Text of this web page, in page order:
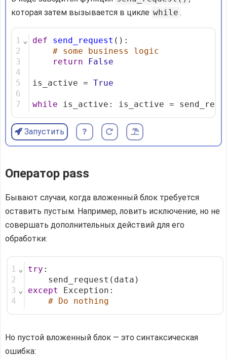
которая затем вызывается в цикле while .
1
2
3
4
5
6
7
⌄ def send_request ():
# some business logic
return
False
is_active = True
while is_active: is_active =
Запустить
Оператор pass
Бывают случаи, когда вложенный блок требуется
оставить пустым. Например, ловить исключение, но не
совершать дополнительных действий для его
обработки:
1
2
3
4
⌄
⌄
try :
    send_request(data)
except
Exception:
# Do nothing
Но пустой вложенный блок — это синтаксическая
ошибка: